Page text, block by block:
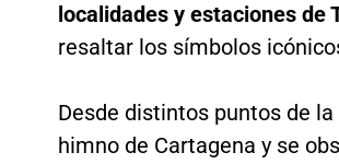
localidades y estaciones de
resaltar los símbolos
Desde distintos puntos de
himno de Cartagena y se